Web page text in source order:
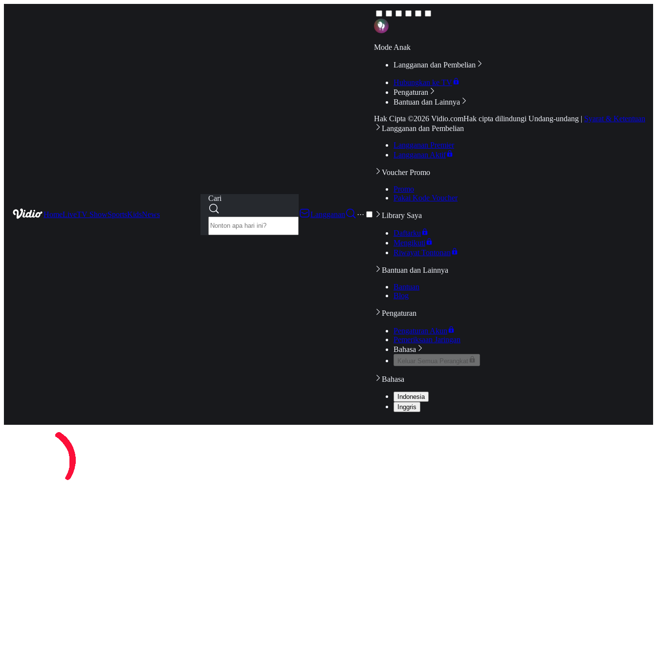
HomeLiveTV ShowSportsKidsNews
Cari
Langganan
···
Mode Anak
Langganan dan Pembelian
Hubungkan ke TV
Pengaturan
Bantuan dan Lainnya
Hak Cipta ©2026 Vidio.comHak cipta dilindungi Undang-undang | Syarat & Ketentuan
Langganan dan Pembelian
Langganan Premier
Langganan Aktif
Voucher Promo
Promo
Pakai Kode Voucher
Library Saya
Daftarku
Mengikuti
Riwayat Tontonan
Bantuan dan Lainnya
Bantuan
Blog
Pengaturan
Pengaturan Akun
Pemeriksaan Jaringan
Bahasa
Keluar Semua Perangkat
Bahasa
Indonesia
Inggris